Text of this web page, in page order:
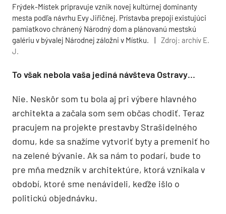
Frýdek-Místek pripravuje vznik novej kultúrnej dominanty
mesta podľa návrhu Evy Jiřičnej. Prístavba prepojí existujúci
pamiatkovo chránený Národný dom a plánovanú mestskú
galériu v bývalej Národnej záložni v Místku.
|
Zdroj: archív E.
J.
To však nebola vaša jediná návšteva Ostravy…
Nie. Neskôr som tu bola aj pri výbere hlavného
architekta a začala som sem občas chodiť. Teraz
pracujem na projekte prestavby Strašidelného
domu, kde sa snažíme vytvoriť byty a premeniť ho
na zelené bývanie. Ak sa nám to podarí, bude to
pre mňa medzník v architektúre, ktorá vznikala v
období, ktoré sme nenávideli, keďže išlo o
politickú objednávku.